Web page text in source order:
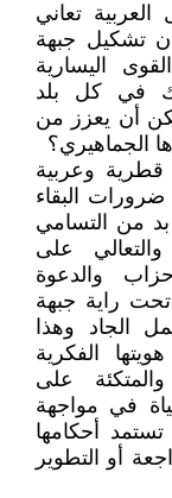
تعاني
تشكيل جبهة
اليسارية
في كل بلد
أن يعزز من
الجماهيري؟
وعربية
البقاء
بد من التسامي
على
والدعوة
تحت راية جبهة
الجاد وهذا
الفكرية
والمتكئة على
في مواجهة
أحكامها
أو التطوير